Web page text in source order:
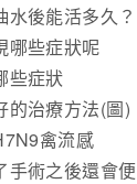
水後能活多久？
哪些症狀呢
些症狀
的治療方法(圖)
禽流感
手術之後還會便